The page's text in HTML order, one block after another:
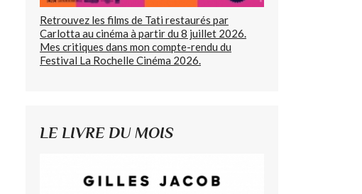
Retrouvez les films de Tati restaurés par
Carlotta au cinéma à partir du 8 juillet 2026.
Mes critiques dans mon compte-rendu du
Festival La Rochelle Cinéma 2026.
LE LIVRE DU MOIS